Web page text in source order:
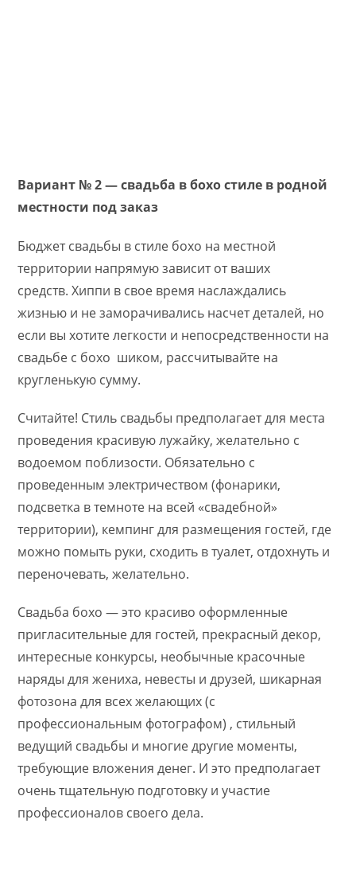
Вариант № 2 — свадьба в бохо стиле в родной
местности под заказ
Бюджет свадьбы в стиле бохо на местной
территории напрямую зависит от ваших
средств. Хиппи в свое время наслаждались
жизнью и не заморачивались насчет деталей, но
если вы хотите легкости и непосредственности на
свадьбе с бохо шиком, рассчитывайте на
кругленькую сумму.
Считайте! Стиль свадьбы предполагает для места
проведения красивую лужайку, желательно с
водоемом поблизости. Обязательно с
проведенным электричеством (фонарики,
подсветка в темноте на всей «свадебной»
территории), кемпинг для размещения гостей, где
можно помыть руки, сходить в туалет, отдохнуть и
переночевать, желательно.
Свадьба бохо — это красиво оформленные
пригласительные для гостей, прекрасный декор,
интересные конкурсы, необычные красочные
наряды для жениха, невесты и друзей, шикарная
фотозона для всех желающих (с
профессиональным фотографом) , стильный
ведущий свадьбы и многие другие моменты,
требующие вложения денег. И это предполагает
очень тщательную подготовку и участие
профессионалов своего дела.